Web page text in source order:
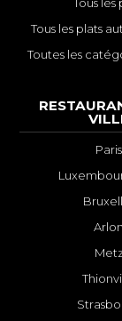
Tous les plats
Toutes les
Paris
Arlon